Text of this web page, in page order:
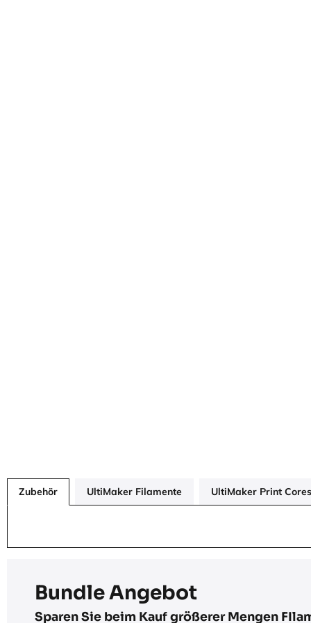
Zubehör UltiMaker Filamente UltiMaker Print
Bundle Angebot
Sparen Sie beim Kauf größerer Mengen